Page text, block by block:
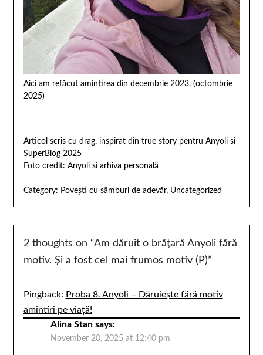
Aici am refăcut amintirea din decembrie 2023. (octombrie
2025)
Articol scris cu drag, inspirat din true story pentru Anyoli si
SuperBlog 2025
Foto credit: Anyoli si arhiva personală
Category: Povești cu sâmburi de adevăr, Uncategorized
2 thoughts on “Am dăruit o brățară Anyoli fără
motiv. Și a fost cel mai frumos motiv (P)”
Pingback: Proba 8. Anyoli – Dăruiește fără motiv
amintiri pe viață!
Alina Stan says:
November 20, 2025 at 12:40 pm